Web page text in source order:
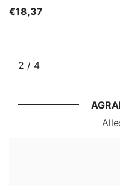
€18,37
2 / von
4